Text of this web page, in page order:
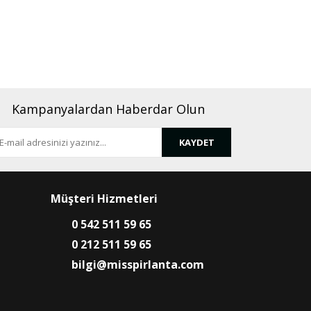
Kampanyalardan Haberdar Olun
KAYDET
Müşteri Hizmetleri
0 542 511 59 65
0 212 511 59 65
bilgi@misspirlanta.com